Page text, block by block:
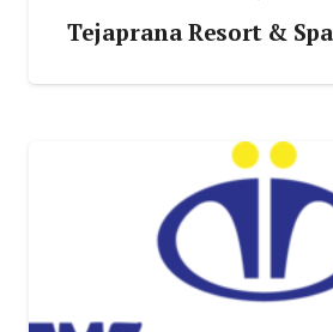
Tejaprana Resort & Spa